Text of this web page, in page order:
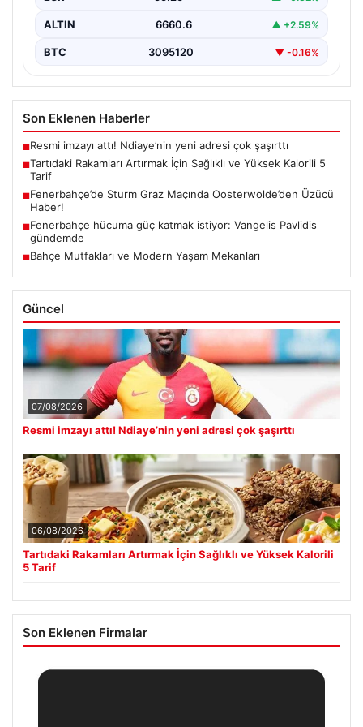
ALTIN 6660.6 ▲ +2.59%
BTC 3095120 ▼ -0.16%
Son Eklenen Haberler
■Resmi imzayı attı! Ndiaye’nin yeni adresi çok şaşırttı
■Tartıdaki Rakamları Artırmak İçin Sağlıklı ve Yüksek Kalorili 5
Tarif
■Fenerbahçe’de Sturm Graz Maçında Oosterwolde’den Üzücü
Haber!
■Fenerbahçe hücuma güç katmak istiyor: Vangelis Pavlidis
gündemde
■Bahçe Mutfakları ve Modern Yaşam Mekanları
Güncel
07/08/2026
Resmi imzayı attı! Ndiaye’nin yeni adresi çok şaşırttı
06/08/2026
Tartıdaki Rakamları Artırmak İçin Sağlıklı ve Yüksek Kalorili
5 Tarif
Son Eklenen Firmalar